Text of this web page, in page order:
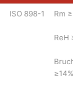
ISO 898-1 Rm
ReH
≥14%